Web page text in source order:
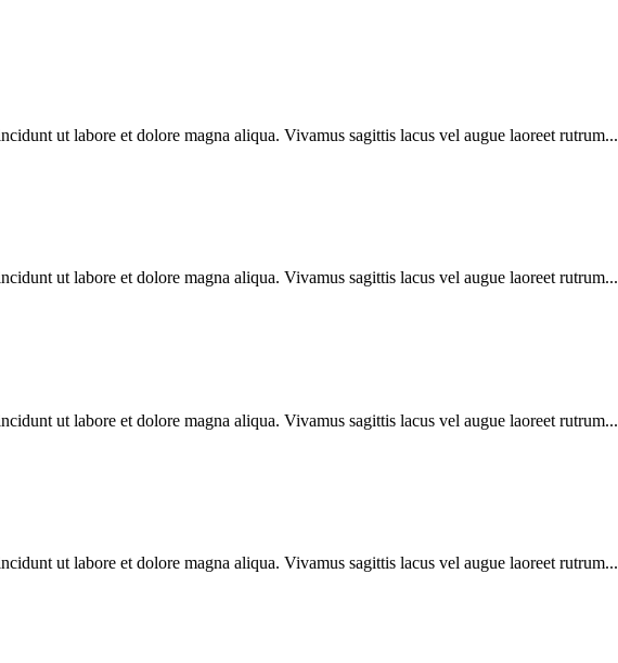
ut labore et dolore magna aliqua. Vivamus sagittis lacus vel augue laoreet rutrum...
ut labore et dolore magna aliqua. Vivamus sagittis lacus vel augue laoreet rutrum...
ut labore et dolore magna aliqua. Vivamus sagittis lacus vel augue laoreet rutrum...
ut labore et dolore magna aliqua. Vivamus sagittis lacus vel augue laoreet rutrum...